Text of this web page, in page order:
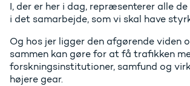
I, der er her i dag, repræsenterer alle
i det samarbejde, som vi skal have
Og hos jer ligger den afgørende viden
sammen kan gøre for at få trafikken
forskningsinstitutioner, samfund og
højere gear.